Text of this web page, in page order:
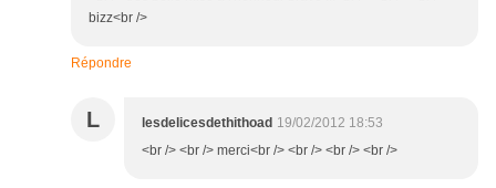
bizz<br />
Répondre
L lesdelicesdethithoad 19/02/2012 18:53
<br /> <br /> merci<br /> <br /> <br /> <br />